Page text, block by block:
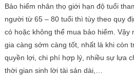
Bảo hiểm nhân thọ giới hạn độ tuổi
người từ 65 – 80 tuổi thì tùy theo quy
có hoặc không thể mua bảo hiểm. Vậy
gia càng sớm càng tốt, nhất là khi còn
quyền lợi, chi phí hợp lý, nhiều sự lựa
thời gian sinh lời tài sản dài,…